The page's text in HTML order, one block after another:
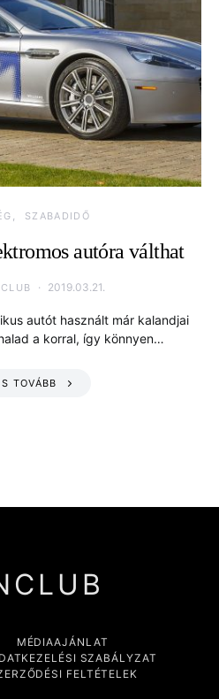
SZABADIDŐ
autóra válthat
2019.03.21.
autót használt már kalandjai
a korral, így könnyen…
TOVÁBB
MÉDIAAJÁNLAT
SZABÁLYZAT
FELTÉTELEK